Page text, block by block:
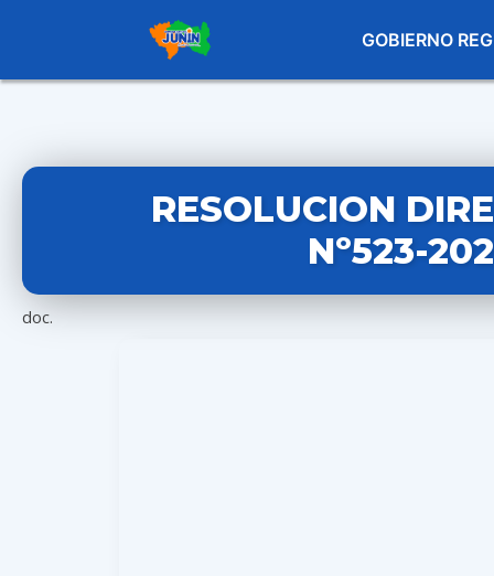
GOBIERNO
RESOLUCION
Nº523-
doc.